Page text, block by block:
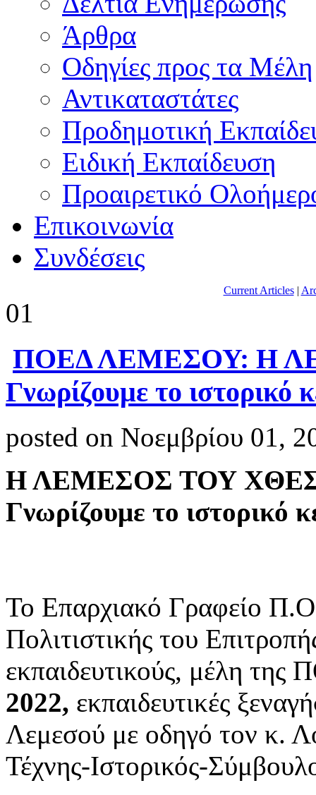
Άρθρα
Οδηγίες προς τα Μέλη
Αντικαταστάτες
Προδημοτική
Ειδική Εκπαίδευση
Προαιρετικό
Επικοινωνία
Συνδέσεις
Current Articles|
01
ΠΟΕΔ ΛΕΜΕΣΟΥ: Η
Γνωρίζουμε το ιστορικό
posted on Νοεμβρίου 01,
Η ΛΕΜΕΣΟΣ ΤΟΥ
Γνωρίζουμε το ιστορικό
Το Επαρχιακό Γραφείο
Πολιτιστικής του
εκπαιδευτικούς, μέλη της
2022, εκπαιδευτικές
Λεμεσού με οδηγό τον κ.
Τέχνης-Ιστορικός-